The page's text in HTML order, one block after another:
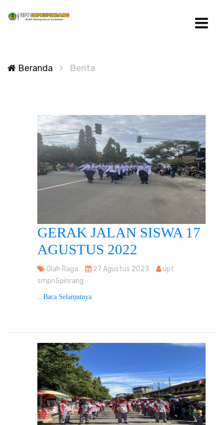
Beranda Berita
GERAK JALAN SISWA 17
AGUSTUS 2022
Olah Raga 27 Agustus 2023
upt
smpn5pinrang
Baca Selanjutnya